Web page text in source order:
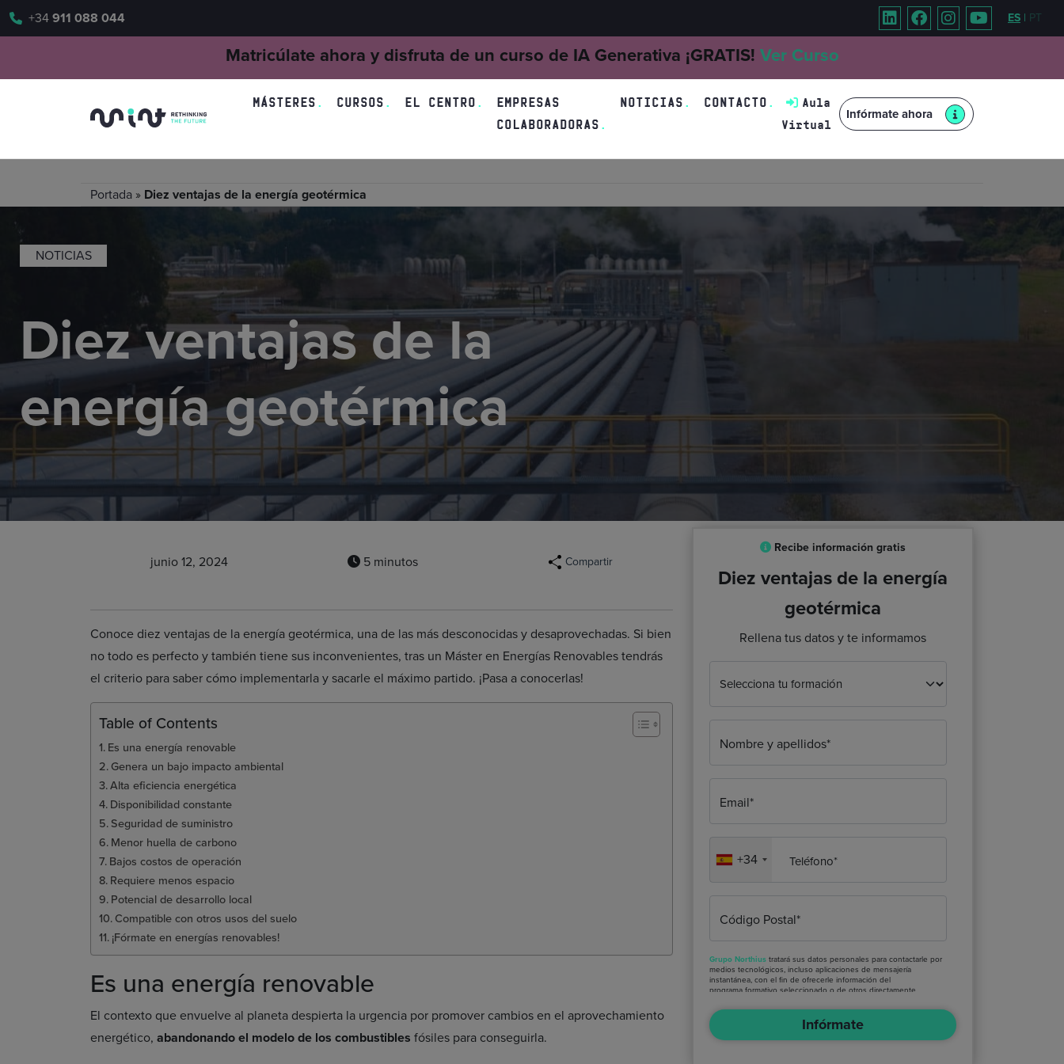
+34911 088 044 ES | PT
Matricúlate ahora y disfruta de un curso de IA Generativa ¡GRATIS! Ver Curso
MÁSTERES CURSOS EL CENTRO
EMPRESAS
COLABORADORAS
NOTICIAS CONTACTO
Aula
Virtual
Infórmate ahora
Portada » Diez ventajas de la energía geotérmica
NOTICIAS
Diez ventajas de la
energía geotérmica
junio 12, 2024 5 minutos Compartir
Conoce diez ventajas de la energía geotérmica, una de las más desconocidas y desaprovechadas. Si bien
no todo es perfecto y también tiene sus inconvenientes, tras un Máster en Energías Renovables tendrás
el criterio para saber cómo implementarla y sacarle el máximo partido. ¡Pasa a conocerlas!
Table of Contents
Es una energía renovable
Genera un bajo impacto ambiental
Alta eficiencia energética
Disponibilidad constante
Seguridad de suministro
Menor huella de carbono
Bajos costos de operación
Requiere menos espacio
Potencial de desarrollo local
Compatible con otros usos del suelo
¡Fórmate en energías renovables!
Es una energía renovable
El contexto que envuelve al planeta despierta la urgencia por promover cambios en el aprovechamiento
energético, abandonando el modelo de los combustibles fósiles para conseguirla.
Recibe información gratis
Diez ventajas de la energía
geotérmica
Rellena tus datos y te informamos
Nombre y apellidos*
Email*
+34 Teléfono*
Código Postal*
Grupo Northius tratará sus datos personales para contactarle por
medios tecnológicos, incluso aplicaciones de mensajería
instantánea, con el fin de ofrecerle información del
programa formativo seleccionado o de otros directamente
tramitar la contratación correspondiente. Compartiremos su
solicitud con las empresas que conforman el
el objeto de que estas puedan hacerle llegar la mejor oferta de
productos y servicios de acuerdo a su petición. Quedan
Infórmate